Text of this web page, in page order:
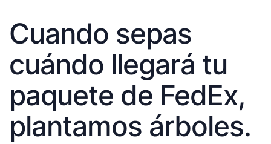
Cuando sepas
cuándo llegará tu
paquete de FedEx,
plantamos árboles.